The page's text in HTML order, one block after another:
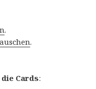
.
.
Cards: